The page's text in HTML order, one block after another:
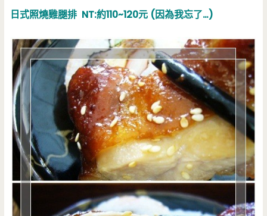
日式照燒雞腿排 NT:約110~120元 (因為我忘了…)